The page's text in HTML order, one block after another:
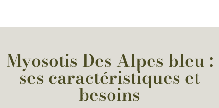
Myosotis Des Alpes bleu :
ses caractéristiques et
besoins